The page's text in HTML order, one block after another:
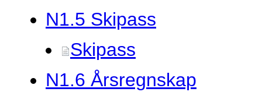
N1.5 Skipass
Skipass
N1.6 Årsregnskap